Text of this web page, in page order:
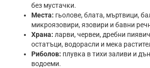
без мустачки.
Места: гьолове, блата, мъртвици,
микроязовири, язовири и бавни
Храна: ларви, червеи, дребни
остатъци, водорасли и мека
Риболов: плувка в тихи заливи и
водоеми.